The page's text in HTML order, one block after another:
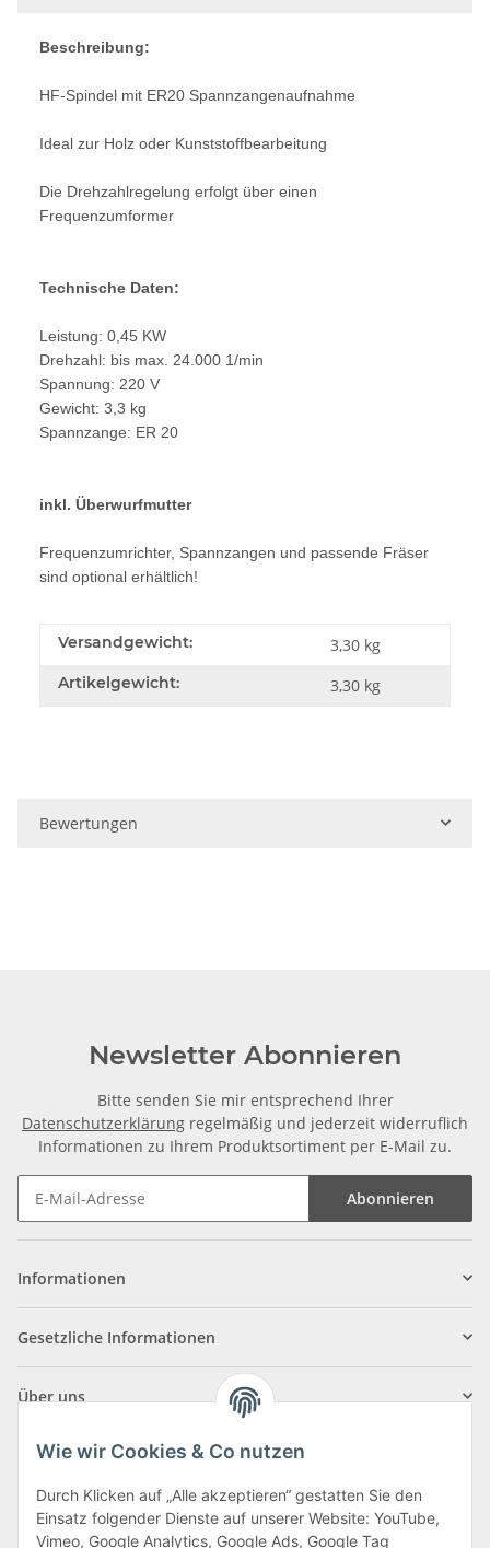
Beschreibung:
HF-Spindel mit ER20 Spannzangenaufnahme
Ideal zur Holz oder Kunststoffbearbeitung
Die Drehzahlregelung erfolgt über einen
Frequenzumformer
Technische Daten:
Leistung: 0,45 KW
Drehzahl: bis max. 24.000 1/min
Spannung: 220 V
Gewicht: 3,3 kg
Spannzange: ER 20
inkl. Überwurfmutter
Frequenzumrichter, Spannzangen und passende Fräser
sind optional erhältlich!
Versandgewicht: 3,30 kg
Artikelgewicht: 3,30 kg
Bewertungen
Newsletter Abonnieren
Bitte senden Sie mir entsprechend Ihrer
Datenschutzerklärung regelmäßig und jederzeit widerruflich
Informationen zu Ihrem Produktsortiment per E-Mail zu.
Abonnieren
Informationen
Gesetzliche Informationen
Über uns
Klagenfurter Straße 29
Wie wir Cookies & Co nutzen
Durch Klicken auf „Alle akzeptieren“ gestatten Sie den
Einsatz folgender Dienste auf unserer Website: YouTube,
Vimeo, Google Analytics, Google Ads, Google Tag